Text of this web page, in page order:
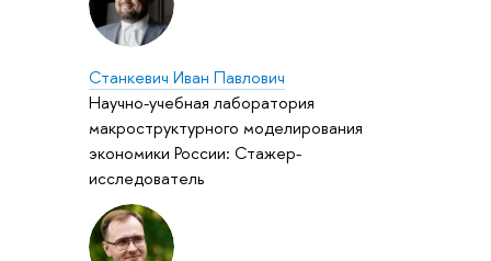
Станкевич Иван Павлович
Научно-учебная лаборатория
макроструктурного моделирования
экономики России: Стажер-
исследователь